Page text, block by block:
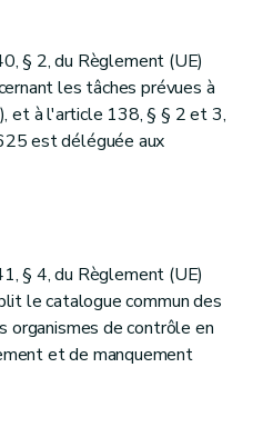
§ 2, du Règlement (UE)
les tâches prévues à
et à l'article 138, § § 2 et 3,
est déléguée aux
§ 4, du Règlement (UE)
le catalogue commun des
organismes de contrôle en
et de manquement